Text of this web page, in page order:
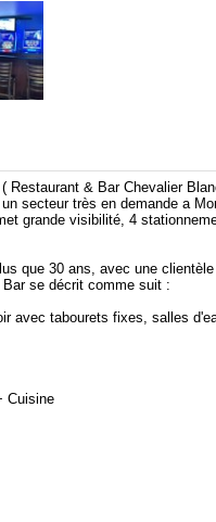
Restaurant & Bar Chevalier
secteur très en demande a
grande visibilité, 4
que 30 ans, avec une
se décrit comme suit :
avec tabourets fixes, salles
Cuisine